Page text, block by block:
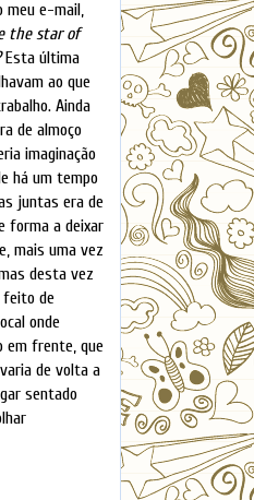
e-mail,
the star of
Esta última
ao que
Ainda
de almoço
imaginação
há um tempo
juntas era de
forma a deixar
mais uma vez
desta vez
feito de
onde
em frente, que
de volta a
sentado